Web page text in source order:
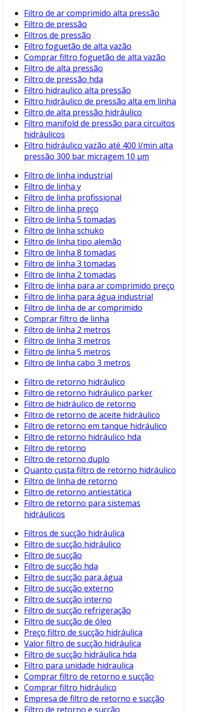
Filtro de ar comprimido alta pressão
Filtro de pressão
Filtros de pressão
Filtro foguetão de alta vazão
Comprar filtro foguetão de alta vazão
Filtro de alta pressão
Filtro de pressão hda
Filtro hidraulico alta pressão
Filtro hidráulico de pressão alta em linha
Filtro de alta pressão hidráulico
Filtro manifold de pressão para circuitos
hidráulicos
Filtro hidráulico vazão até 400 l/min alta
pressão 300 bar micragem 10 μm
Filtro de linha industrial
Filtro de linha y
Filtro de linha profissional
Filtro de linha preço
Filtro de linha 5 tomadas
Filtro de linha schuko
Filtro de linha tipo alemão
Filtro de linha 8 tomadas
Filtro de linha 3 tomadas
Filtro de linha 2 tomadas
Filtro de linha para ar comprimido preço
Filtro de linha para água industrial
Filtro de linha de ar comprimido
Comprar filtro de linha
Filtro de linha 2 metros
Filtro de linha 3 metros
Filtro de linha 5 metros
Filtro de linha cabo 3 metros
Filtro de retorno hidráulico
Filtro de retorno hidráulico parker
Filtro de hidráulico de retorno
Filtro de retorno de aceite hidráulico
Filtro de retorno em tanque hidráulico
Filtro de retorno hidráulico hda
Filtro de retorno
Filtro de retorno duplo
Quanto custa filtro de retorno hidráulico
Filtro de linha de retorno
Filtro de retorno antiestática
Filtro de retorno para sistemas
hidráulicos
Filtros de sucção hidráulica
Filtro de sucção hidráulico
Filtro de sucção
Filtro de sucção hda
Filtro de sucção para água
Filtro de sucção externo
Filtro de sucção interno
Filtro de sucção refrigeração
Filtro de sucção de óleo
Preço filtro de sucção hidráulica
Valor filtro de sucção hidráulica
Filtro de sucção hidráulica hda
Filtro para unidade hidraulica
Comprar filtro de retorno e sucção
Comprar filtro hidráulico
Empresa de filtro de retorno e sucção
Filtro de retorno e sucção